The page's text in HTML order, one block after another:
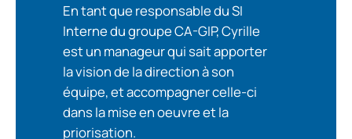
En tant que responsable du SI
Interne du groupe CA-GIP, Cyrille
est un manageur qui sait apporter
la vision de la direction à son
équipe, et accompagner celle-ci
dans la mise en oeuvre et la
priorisation.